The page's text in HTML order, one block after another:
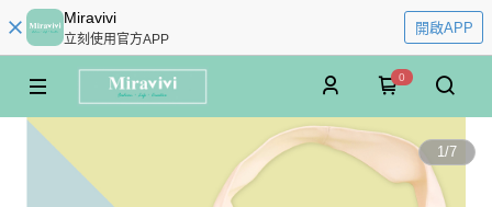
Miravivi
立刻使用官方APP
開啟APP
0
1/7